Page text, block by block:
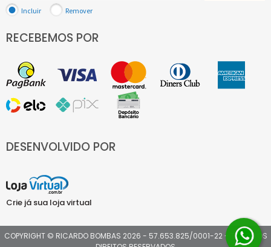
Incluir Remover
RECEBEMOS POR
DESENVOLVIDO POR
Crie já sua loja virtual
COPYRIGHT © RICARDO BOMBAS 2026 - 57.653.825/0001-22 - TODOS OS